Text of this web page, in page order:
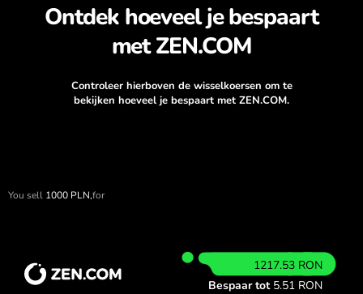
Ontdek hoeveel je bespaart
met ZEN.COM
Controleer hierboven de wisselkoersen om te
bekijken hoeveel je bespaart met ZEN.COM.
You sell 1000 PLN,for
1217.53 RON
Bespaar tot 5.51 RON